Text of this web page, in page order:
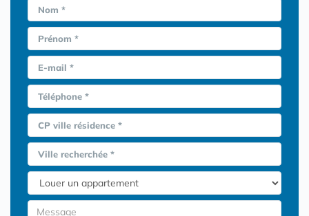
Nom *
Prénom *
E-mail *
Téléphone *
CP ville résidence *
Ville recherchée *